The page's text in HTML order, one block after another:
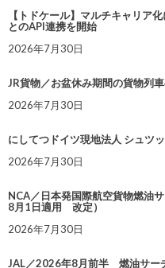
【トドケール】マルチキャリア
とのAPI連携を開始
2026年7月30日
JR貨物／お盆休み期間の貨物列
2026年7月30日
にしてつドイツ現地法人 シュツ
2026年7月30日
NCA／日本発国際航空貨物燃油
8月1日適用 改定）
2026年7月30日
JAL／2026年8月前半 燃油サー